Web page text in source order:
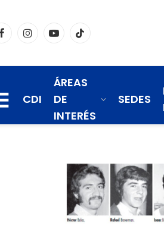
FacebookInstagramYouTubeTikTok
CDI
ÁREAS
DE
INTERÉS
SEDES